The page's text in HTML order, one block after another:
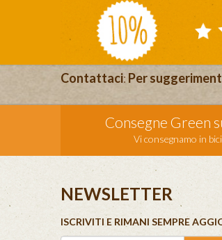
Contattaci: Per
Consegne Green
Vi consegnamo in
NEWSLETTER
ISCRIVITI E RIMANI SEMPRE